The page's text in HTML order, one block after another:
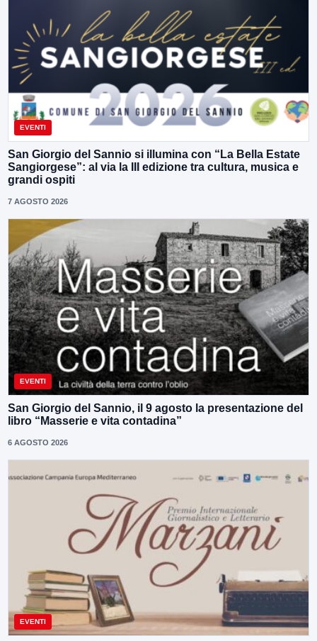
EVENTI
San Giorgio del Sannio si illumina con “La Bella Estate
Sangiorgese”: al via la III edizione tra cultura, musica e
grandi ospiti
7 AGOSTO 2026
EVENTI
San Giorgio del Sannio, il 9 agosto la presentazione del
libro “Masserie e vita contadina”
6 AGOSTO 2026
EVENTI